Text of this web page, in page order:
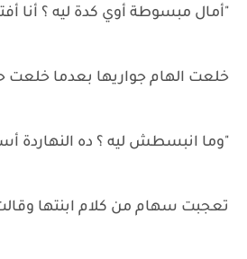
"أمال مبسوطة أوي كدة ليه ؟ أنا
خلعت الهام جواريها بعدما خلعت
"وما انبسطش ليه ؟ ده النهاردة
تعجبت سهام من كلام ابنتها